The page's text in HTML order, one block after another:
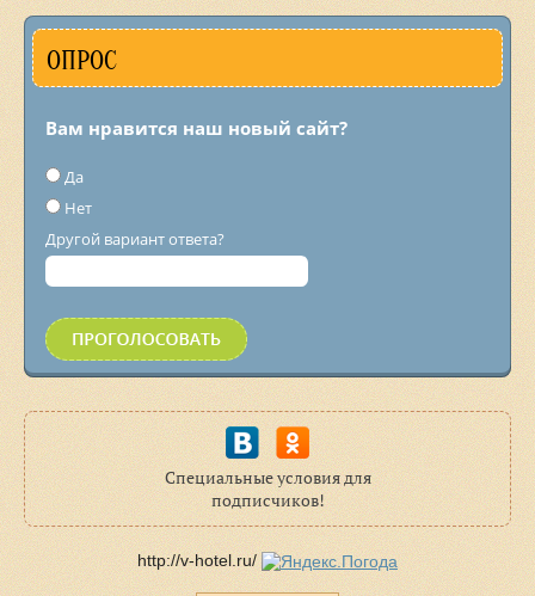
ОПРОС
Вам нравится наш новый сайт?
Да
Нет
Другой вариант ответа?
Специальные условия для
подписчиков!
http://v-hotel.ru/